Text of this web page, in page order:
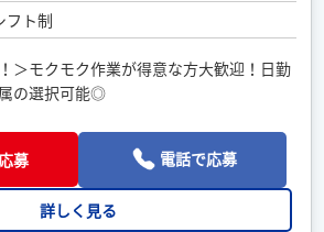
フト制
＞モクモク作業が得意な方大歓迎！日勤
の選択可能◎
募 電話で応募
詳しく見る